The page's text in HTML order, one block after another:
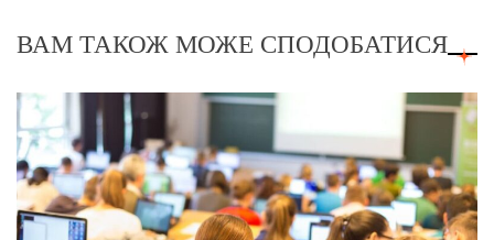
ВАМ ТАКОЖ МОЖЕ СПОДОБАТИСЯ